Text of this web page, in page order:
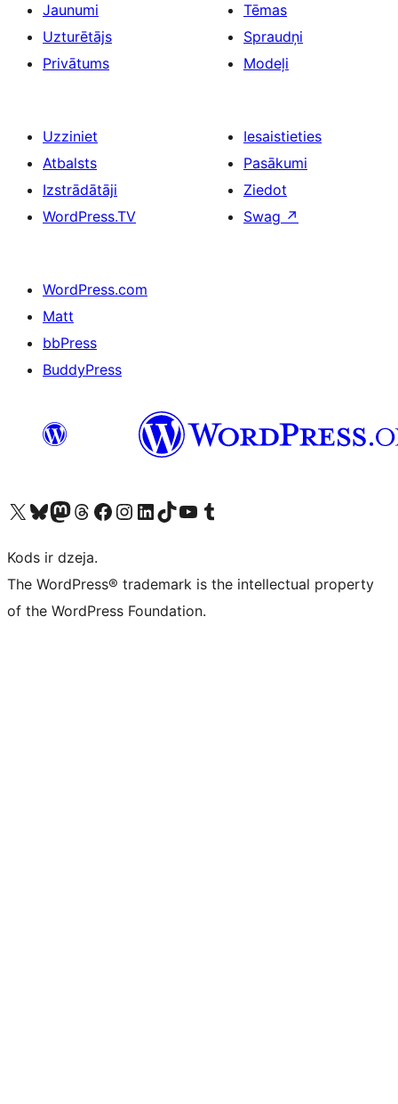
Jaunumi
Uzturētājs
Privātums
Tēmas
Spraudņi
Modeļi
Uzziniet
Atbalsts
Izstrādātāji
WordPress.TV
Iesaistieties
Pasākumi
Ziedot
Swag ↗
WordPress.com
Matt
bbPress
BuddyPress
Apmeklējiet mūsu X (agrāk Twitter) kontu
Apmeklējiet mūsu Bluesky kontu
Apmeklējiet mūsu Mastodon kontu
Apmeklējiet mūsu Threads kontu
Apmeklējiet mūsu Facebook lapuApmeklējiet mūsu Instagram kontu
Apmeklējiet mūsu LinkedIn kontu
Apmeklējiet mūsu TikTok kontu
Apmeklējiet mūsu YouTube kanālu
Apmeklējiet mūsu Tumblr kontu
Kods ir dzeja.
The WordPress® trademark is the intellectual property
of the WordPress Foundation.